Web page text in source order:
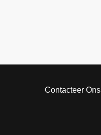
Contacteer Ons